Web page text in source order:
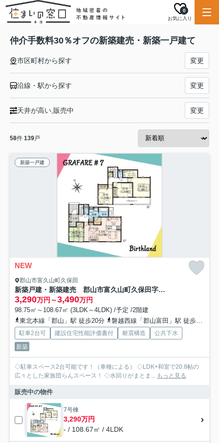
お気に入り
0
仲介手数料30％オフの新築建売・新築一戸建て
市区町村から探す 変更
沿線・駅から探す 変更
天井が高い,販売中 変更
58件 139戸
新築一戸建
NEW
郡山市富久山町久保田
新築戸建・新築建売 郡山市富久山町久保田字石堂 赤木小・第五中
3,290万円～3,490万円
98.75㎡～108.67㎡ (3LDK～4LDK) /予定 /2階建
東北本線「郡山」駅 徒歩20分
磐越西線「郡山富田」駅 徒歩37分
駐車2台可 建設住宅性能評価書付 耐震構造
公共下水
新築
◇駐車スペース2台可能です！（車種による） ◇LDK+和室で20.8帖の
広々とした家族団らんスペース！ ◇水回りがまとま... もっと見る
販売中の物件
7号棟
3,290万円
- / 108.67㎡ / 4LDK